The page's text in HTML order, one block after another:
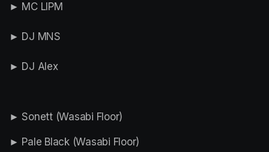
► MC LIPM
► DJ MNS
► DJ Alex
► Sonett (Wasabi Floor)
► Pale Black (Wasabi Floor)